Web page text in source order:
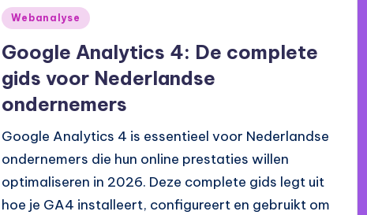
Geplaatst
Webanalyse
Google Analytics 4: De complete
gids voor Nederlandse
ondernemers
Google Analytics 4 is essentieel voor Nederlandse
ondernemers die hun online prestaties willen
optimaliseren in 2026. Deze complete gids legt uit
hoe je GA4 installeert, configureert en gebruikt om